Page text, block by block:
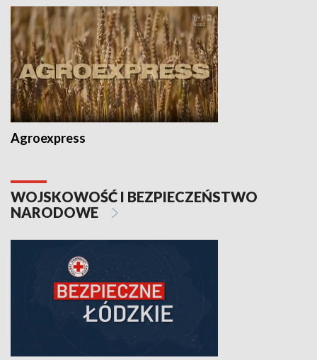
Agroexpress
WOJSKOWOŚĆ I BEZPIECZEŃSTWO
NARODOWE